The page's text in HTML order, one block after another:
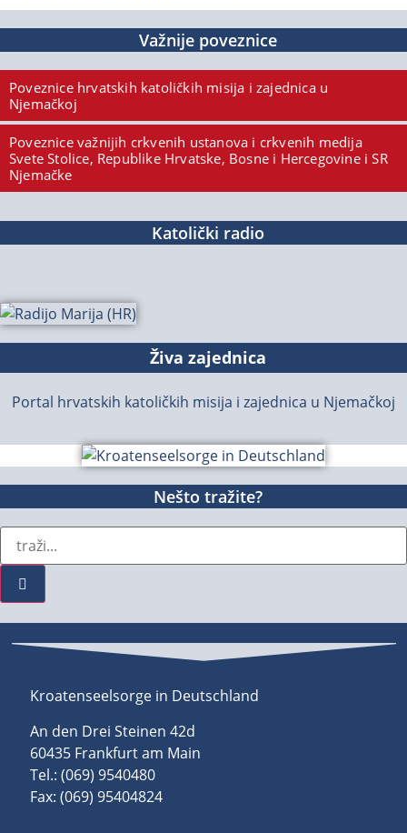
Važnije poveznice
Poveznice hrvatskih katoličkih misija i zajednica u
Njemačkoj
Poveznice važnijih crkvenih ustanova i crkvenih medija
Svete Stolice, Republike Hrvatske, Bosne i Hercegovine i SR
Njemačke
Katolički radio
Živa zajednica
Portal hrvatskih katoličkih misija i zajednica u Njemačkoj
Nešto tražite?
Kroatenseelsorge in Deutschland
An den Drei Steinen 42d
60435 Frankfurt am Main
Tel.: (069) 9540480
Fax: (069) 95404824